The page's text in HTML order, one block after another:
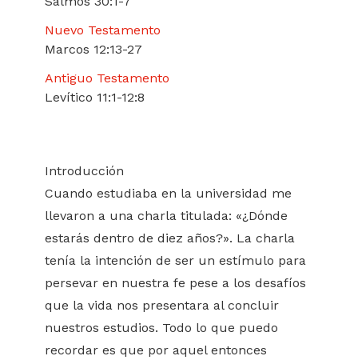
Nuevo Testamento
Marcos 12:13-27
Antiguo Testamento
Levítico 11:1-12:8
Introducción
Cuando estudiaba en la universidad me
llevaron a una charla titulada: «¿Dónde
estarás dentro de diez años?». La charla
tenía la intención de ser un estímulo para
persevar en nuestra fe pese a los desafíos
que la vida nos presentara al concluir
nuestros estudios. Todo lo que puedo
recordar es que por aquel entonces